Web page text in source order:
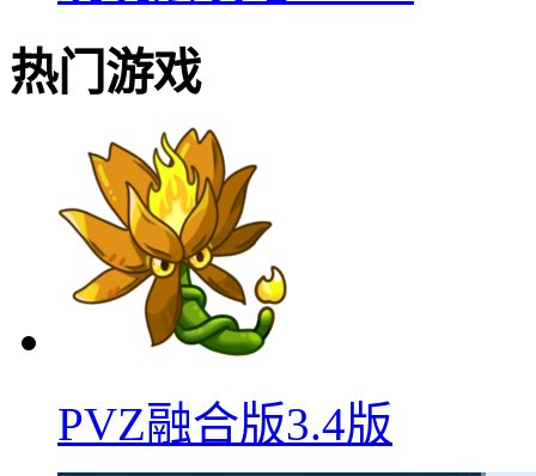
热门游戏
PVZ融合版3.4版